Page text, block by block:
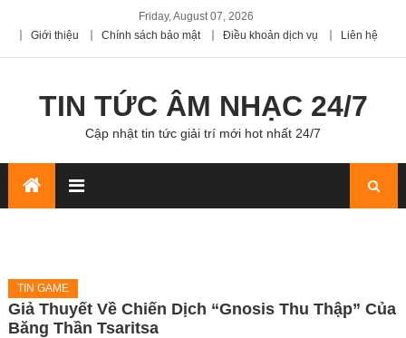
Friday, August 07, 2026
Giới thiệu
Chính sách bảo mật Điều khoản dịch vụ Liên hệ
TIN TỨC ÂM NHẠC 24/7
Cập nhật tin tức giải trí mới hot nhất 24/7
TIN GAME
Giả Thuyết Về Chiến Dịch “Gnosis Thu Thập” Của
Băng Thần Tsaritsa